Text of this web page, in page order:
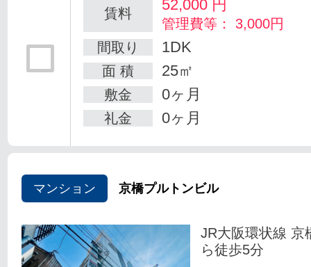
賃料 52,000 円
管理費等： 3,000円
間取り
1DK
面 積 25㎡
敷金 0ヶ月
礼金 0ヶ月
マンション 京橋プルトンビル
JR大阪環状線 京
ら徒歩5分